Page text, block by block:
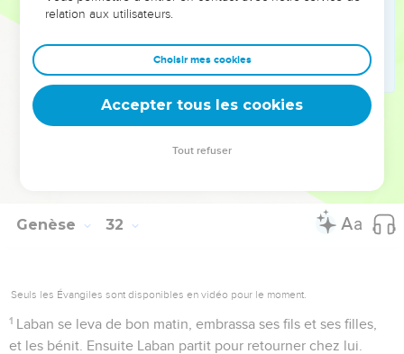
père soit juge entre nous. Jacob prêta serment par la Terreur
Jacob offrit un sacrifice sur la montagne et invita ses
frères à manger un repas ; ils mangèrent donc ce repas et
passèrent la nuit sur la montagne.
© Société biblique française – Bibli’O, 1978, avec autorisation. Pour vous procurer
Genèse 32
Seuls les Évangiles sont disponibles en vidéo pour le moment.
1 Laban se leva de bon matin, embrassa ses fils et ses filles,
et les bénit. Ensuite Laban partit pour retourner chez lui.
relation aux utilisateurs.
Choisir mes cookies
Accepter tous les cookies
Tout refuser